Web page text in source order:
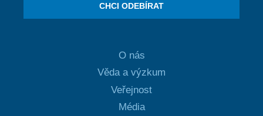
CHCI ODEBÍRAT
O nás
Věda a výzkum
Veřejnost
Média